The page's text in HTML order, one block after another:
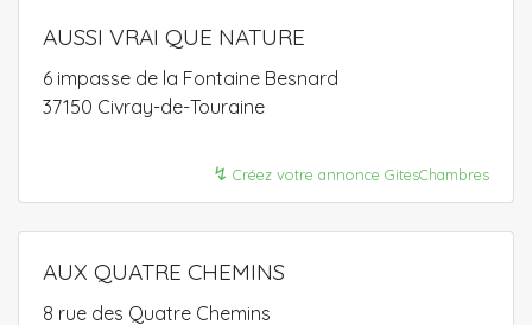
AUSSI VRAI QUE NATURE
6 impasse de la Fontaine Besnard
37150 Civray-de-Touraine
↯ Créez votre annonce GitesChambres
AUX QUATRE CHEMINS
8 rue des Quatre Chemins